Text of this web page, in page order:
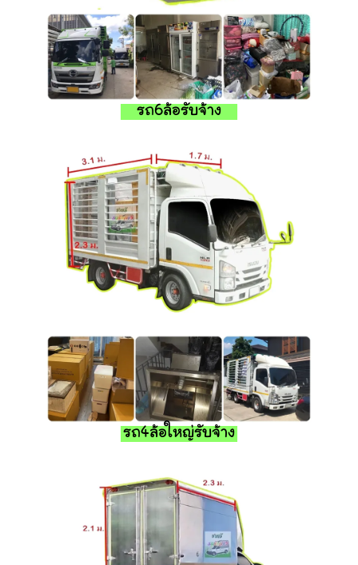
รถ6ล้อรับจ้าง
รถ4ล้อใหญ่รับจ้าง